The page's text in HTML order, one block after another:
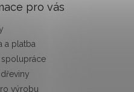
pro vás
a platba
spolupráce
výrobu